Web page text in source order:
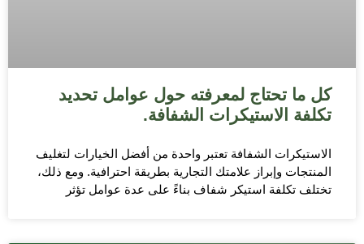
كل ما تحتاج لمعرفته حول عوامل تحديد
تكلفة الاستيكرات الشفافة.
الاستيكرات الشفافة تعتبر واحدة من أفضل الخيارات لتغليف
المنتجات وإبراز علامتك التجارية بطريقة احترافية. ومع ذلك،
تختلف تكلفة استيكر شفاف بناءً على عدة عوامل تؤثر